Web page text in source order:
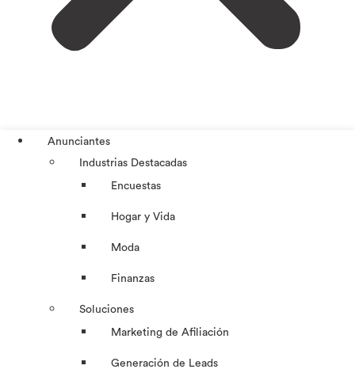
Anunciantes
Industrias Destacadas
Encuestas
Hogar y Vida
Moda
Finanzas
Soluciones
Marketing de Afiliación
Generación de Leads